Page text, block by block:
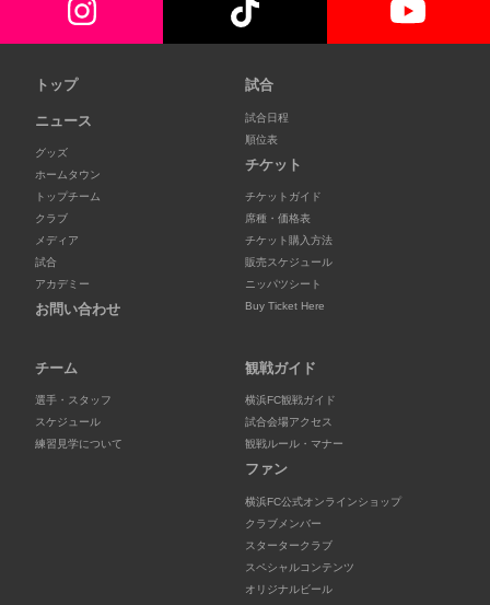
トップ
ニュース
グッズ
ホームタウン
トップチーム
クラブ
メディア
試合
アカデミー
お問い合わせ
試合
試合日程
順位表
チケット
チケットガイド
席種・価格表
チケット購入方法
販売スケジュール
ニッパツシート
Buy Ticket Here
チーム
選手・スタッフ
スケジュール
練習見学について
観戦ガイド
横浜FC観戦ガイド
試合会場アクセス
観戦ルール・マナー
ファン
横浜FC公式オンラインショップ
クラブメンバー
スタータークラブ
スペシャルコンテンツ
オリジナルビール